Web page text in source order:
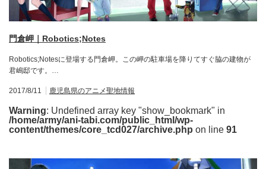
門倉岬｜Robotics;Notes
Robotics;Notesに登場する門倉岬。この岬の駐車場を降りてすぐ脇の建物が
君嶋邸です。…
2017/8/11 鹿児島県のアニメ聖地情報
Warning: Undefined array key "show_bookmark" in
/home/army/ani-tabi.com/public_html/wp-
content/themes/core_tcd027/archive.php on line 91